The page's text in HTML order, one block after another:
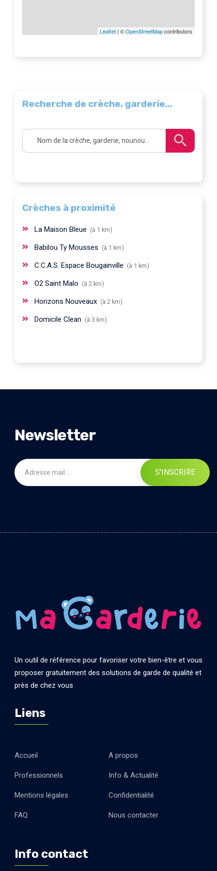
Leaflet | ©OpenStreetMapcontributors
Recherche de crèche, garderie...
Crèches à proximité
La Maison Bleue (à 1 km)
Babilou Ty Mousses (à 1 km)
C.C.A.S. Espace Bougainville (à 1 km)
O2 Saint Malo (à 2 km)
Horizons Nouveaux (à 2 km)
Domicile Clean (à 3 km)
Newsletter
S'INSCRIRE
Un outil de référence pour favoriser votre bien-être et vous
proposer gratuitement des solutions de garde de qualité et
près de chez vous
Liens
Accueil A propos
Professionnels Info & Actualité
Mentions légales Confidentialité
FAQ Nous contacter
Info contact